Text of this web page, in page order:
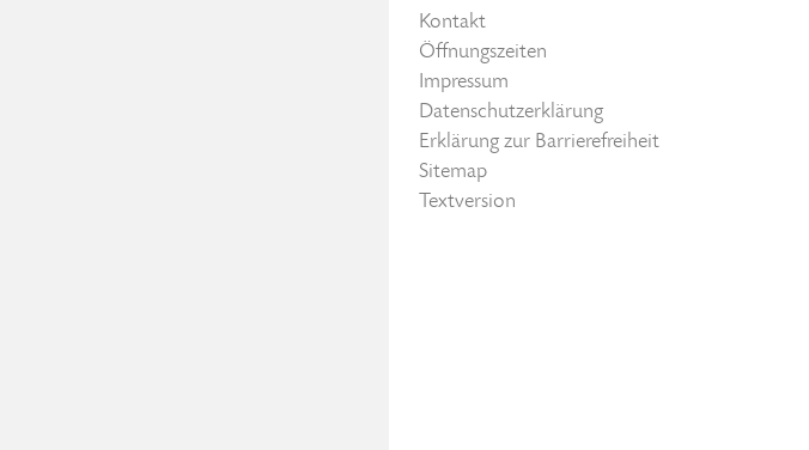
Kontakt
Öffnungszeiten
Impressum
Datenschutzerklärung
Erklärung zur Barrierefreiheit
Sitemap
Textversion